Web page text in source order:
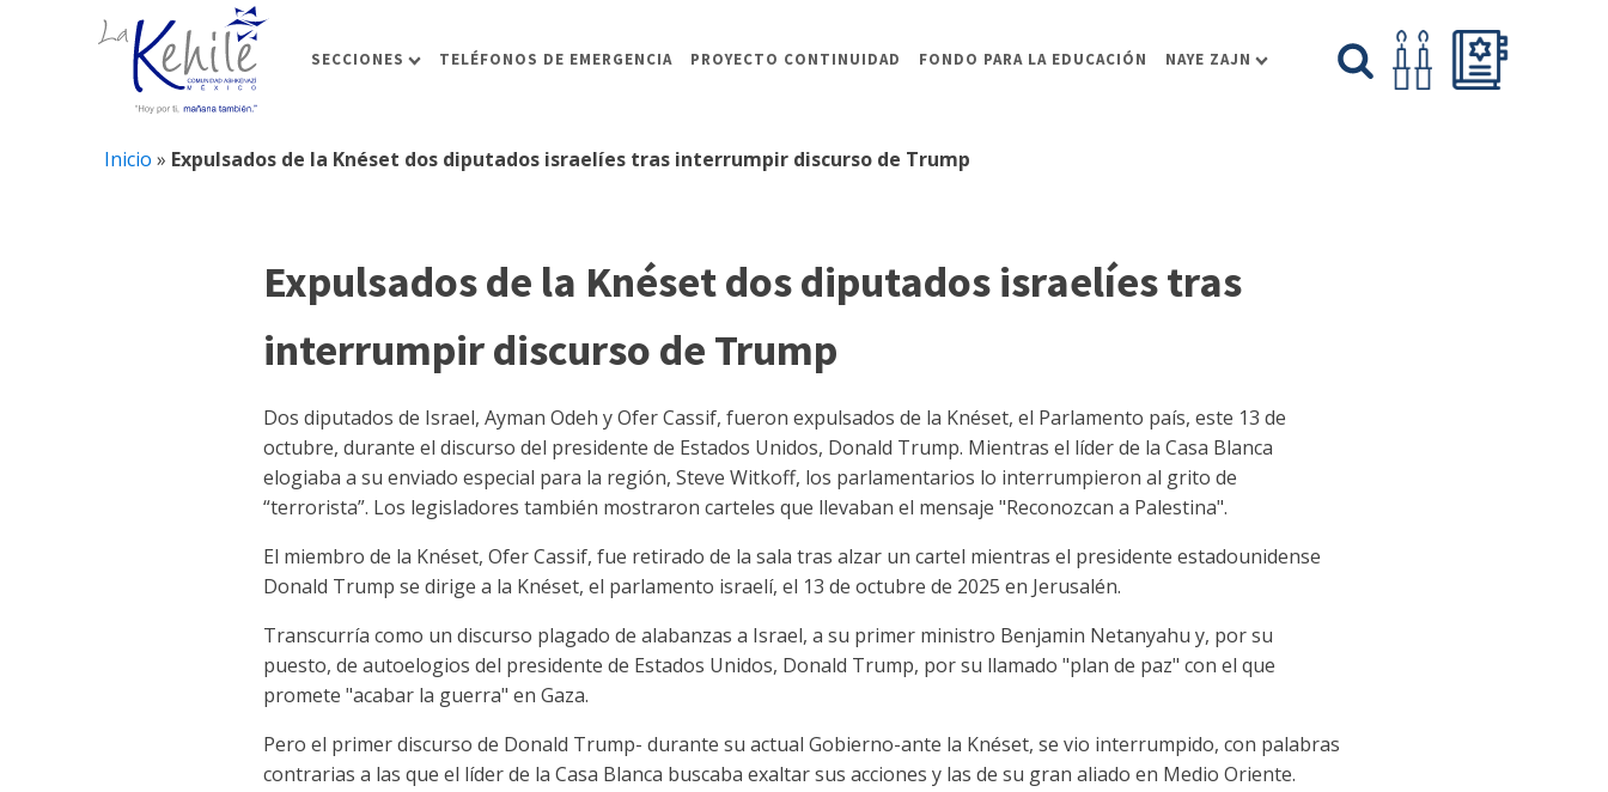
SECCIONES TELÉFONOS DE EMERGENCIA PROYECTO CONTINUIDAD FONDO PARA LA EDUCACIÓN NAYE ZAJN
Inicio » Expulsados de la Knéset dos diputados israelíes tras interrumpir discurso de Trump
Expulsados de la Knéset dos diputados israelíes tras
interrumpir discurso de Trump
Dos diputados de Israel, Ayman Odeh y Ofer Cassif, fueron expulsados de la Knéset, el Parlamento país, este 13 de
octubre, durante el discurso del presidente de Estados Unidos, Donald Trump. Mientras el líder de la Casa Blanca
elogiaba a su enviado especial para la región, Steve Witkoff, los parlamentarios lo interrumpieron al grito de
“terrorista”. Los legisladores también mostraron carteles que llevaban el mensaje "Reconozcan a Palestina".
El miembro de la Knéset, Ofer Cassif, fue retirado de la sala tras alzar un cartel mientras el presidente estadounidense
Donald Trump se dirige a la Knéset, el parlamento israelí, el 13 de octubre de 2025 en Jerusalén.
Transcurría como un discurso plagado de alabanzas a Israel, a su primer ministro Benjamin Netanyahu y, por su
puesto, de autoelogios del presidente de Estados Unidos, Donald Trump, por su llamado "plan de paz" con el que
promete "acabar la guerra" en Gaza.
Pero el primer discurso de Donald Trump- durante su actual Gobierno-ante la Knéset, se vio interrumpido, con palabras
contrarias a las que el líder de la Casa Blanca buscaba exaltar sus acciones y las de su gran aliado en Medio Oriente.